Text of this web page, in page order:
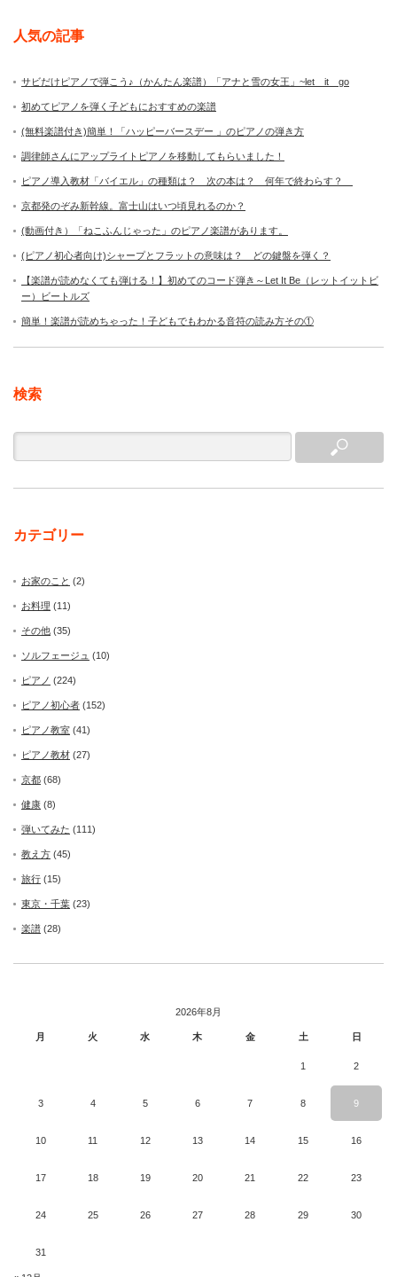
人気の記事
サビだけピアノで弾こう♪（かんたん楽譜）「アナと雪の女王」~let it go
初めてピアノを弾く子どもにおすすめの楽譜
(無料楽譜付き)簡単！「ハッピーバースデー 」のピアノの弾き方
調律師さんにアップライトピアノを移動してもらいました！
ピアノ導入教材「バイエル」の種類は？ 次の本は？ 何年で終わらす？
京都発のぞみ新幹線。富士山はいつ頃見れるのか？
(動画付き）「ねこふんじゃった」のピアノ楽譜があります。
(ピアノ初心者向け)シャープとフラットの意味は？ どの鍵盤を弾く？
【楽譜が読めなくても弾ける！】初めてのコード弾き～Let It Be（レットイットビ
ー）ビートルズ
簡単！楽譜が読めちゃった！子どもでもわかる音符の読み方その①
検索
カテゴリー
お家のこと (2)
お料理 (11)
その他 (35)
ソルフェージュ (10)
ピアノ (224)
ピアノ初心者 (152)
ピアノ教室 (41)
ピアノ教材 (27)
京都 (68)
健康 (8)
弾いてみた (111)
教え方 (45)
旅行 (15)
東京・千葉 (23)
楽譜 (28)
2026年8月
月 火 水 木 金 土 日
1 2
3 4 5 6 7 8 9
10 11 12 13 14 15 16
17 18 19 20 21 22 23
24 25 26 27 28 29 30
31